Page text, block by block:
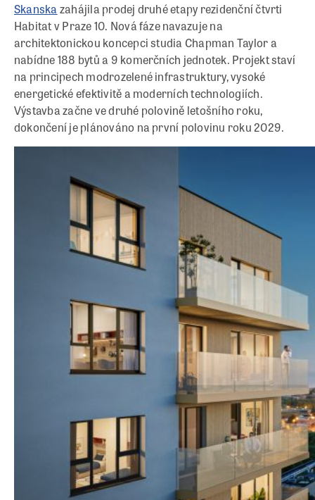
Skanskazahájila prodej druhé etapy rezidenční čtvrti
Habitat v Praze 10. Nová fáze navazuje na
architektonickou koncepci studia Chapman Taylor a
nabídne 188 bytů a 9 komerčních jednotek. Projekt staví
na principech modrozelené infrastruktury, vysoké
energetické efektivitě a moderních technologiích.
Výstavba začne ve druhé polovině letošního roku,
dokončení je plánováno na první polovinu roku 2029.